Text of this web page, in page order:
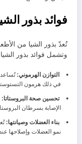
فوائد بذور
تُعدّ بذور الشيا من
وتشمل فوائد بذور
التوازن الهرموني:تُساعد
في ذلك هرمون
تحسين صحة البروستاتا:
الإصابة بسرطان
بناء العضلات وصيانتها:
نمو العضلات وإصلاحها